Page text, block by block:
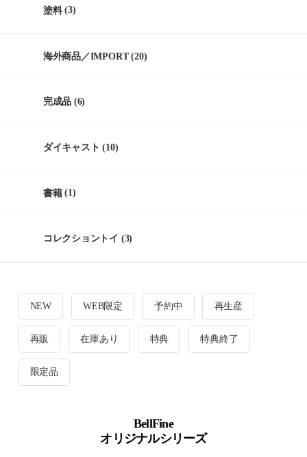
塗料(3)
海外商品／IMPORT(20)
完成品 (6)
ダイキャスト (10)
書籍(1)
コレクショントイ (3)
NEW WEB限定 予約中 再生産
再販 在庫あり 特典 特典終了
限定品
BellFine
オリジナルシリーズ